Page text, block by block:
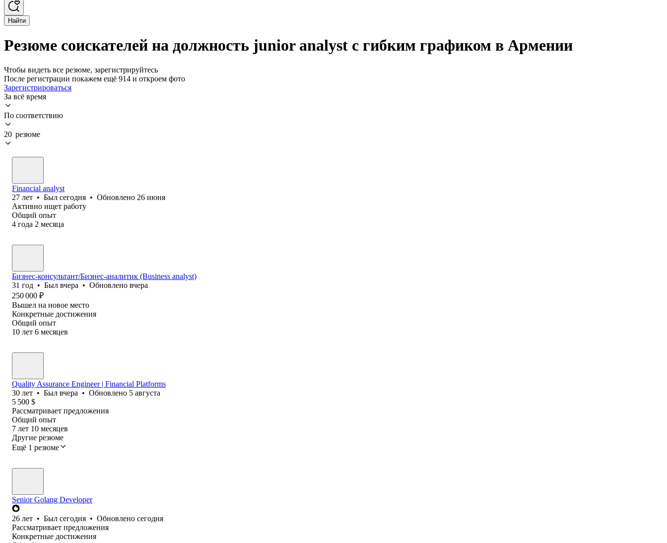
Найти
Резюме соискателей на должность junior analyst с гибким графиком в Армении
Чтобы видеть все резюме, зарегистрируйтесь
После регистрации покажем ещё 914 и откроем фото
Зарегистрироваться
За всё время
По соответствию
20 резюме
Financial analyst
27 лет • Был сегодня • Обновлено 26 июня
Активно ищет работу
Общий опыт
4 года 2 месяца
Бизнес-консультант/Бизнес-аналитик (Business analyst)
31 год • Был вчера • Обновлено вчера
250 000 ₽
Вышел на новое место
Конкретные достижения
Общий опыт
10 лет 6 месяцев
Quality Assurance Engineer | Financial Platforms
30 лет • Был вчера • Обновлено 5 августа
5 500 $
Рассматривает предложения
Общий опыт
7 лет 10 месяцев
Другие резюме
Ещё 1 резюме
Senior Golang Developer
26 лет • Был сегодня • Обновлено сегодня
Рассматривает предложения
Конкретные достижения